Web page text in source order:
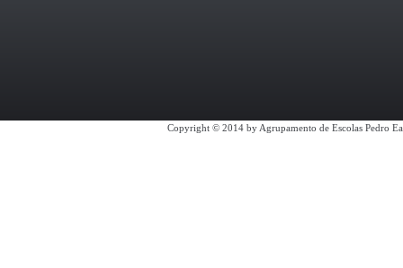
Copyright © 2014 by Agrupamento de Escolas Pedro